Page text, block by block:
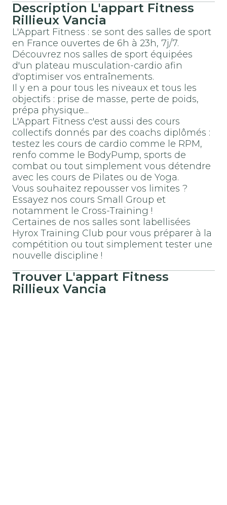
Description L'appart Fitness
Rillieux Vancia
L'Appart Fitness : se sont des salles de sport
en France ouvertes de 6h à 23h, 7j/7.
Découvrez nos salles de sport équipées
d'un plateau musculation-cardio afin
d'optimiser vos entraînements.
Il y en a pour tous les niveaux et tous les
objectifs : prise de masse, perte de poids,
prépa physique...
L'Appart Fitness c'est aussi des cours
collectifs donnés par des coachs diplômés :
testez les cours de cardio comme le RPM,
renfo comme le BodyPump, sports de
combat ou tout simplement vous détendre
avec les cours de Pilates ou de Yoga.
Vous souhaitez repousser vos limites ?
Essayez nos cours Small Group et
notamment le Cross-Training !
Certaines de nos salles sont labellisées
Hyrox Training Club pour vous préparer à la
compétition ou tout simplement tester une
nouvelle discipline !
Trouver L'appart Fitness
Rillieux Vancia